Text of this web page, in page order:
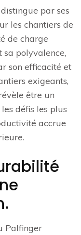
par ses
les chantiers de
de charge
sa polyvalence,
son efficacité et
exigeants,
être un
défis les plus
accrue
Palfinger